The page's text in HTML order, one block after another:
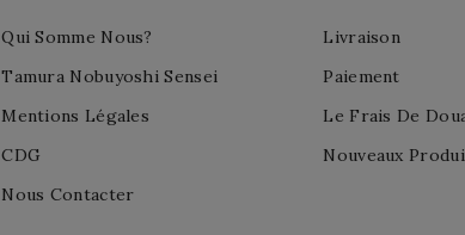
Livraison
Paiement
Le Frais De
Nouveaux
Qui Somme Nous?
Tamura Nobuyoshi Sensei
Mentions Légales
CDG
Nous Contacter